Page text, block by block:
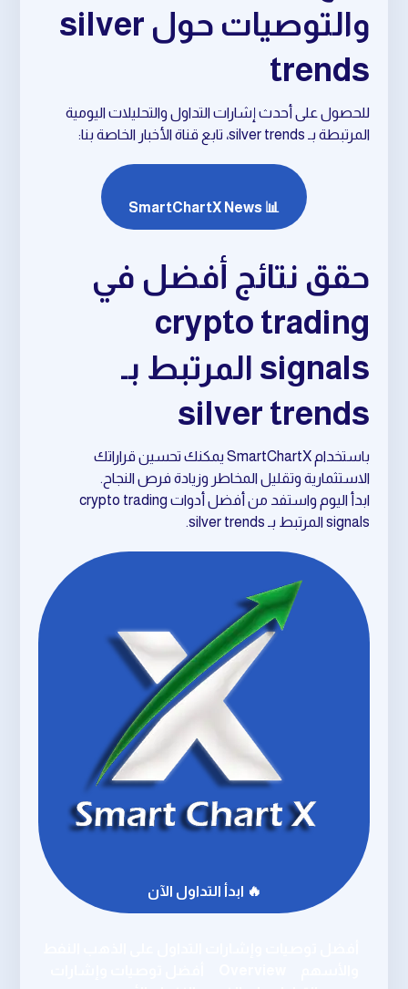
والتوصيات حول silver
trends
للحصول على أحدث إشارات التداول والتحليلات اليومية
المرتبطة بـ silver trends، تابع قناة الأخبار الخاصة بنا:
📊 SmartChartX News
حقق نتائج أفضل في
crypto trading
signals المرتبط بـ
silver trends
باستخدام SmartChartX يمكنك تحسين قراراتك
الاستثمارية وتقليل المخاطر وزيادة فرص النجاح.
ابدأ اليوم واستفد من أفضل أدوات crypto trading
signals المرتبط بـ silver trends.
🔥 ابدأ التداول الآن